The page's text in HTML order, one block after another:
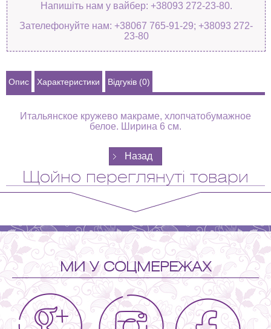
Напишіть нам у вайбер: +38093 272-23-80.
Зателефонуйте нам: +38067 765-91-29; +38093 272-
23-80
Опис Характеристики Відгуків (0)
Итальянское кружево макраме, хлопчатобумажное
белое. Ширина 6 см.
Щойно переглянуті товари
МИ У СОЦМЕРЕЖАХ